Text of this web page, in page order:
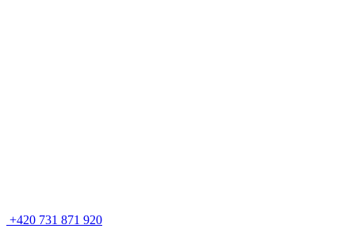
+420 731 871 920